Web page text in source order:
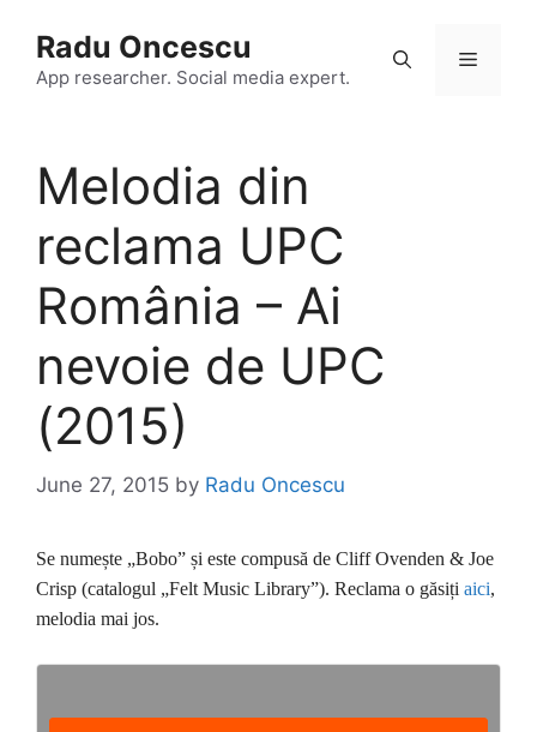
content
Radu Oncescu
App researcher. Social media expert.
Menu
Melodia din
reclama UPC
România – Ai
nevoie de UPC
(2015)
June 27, 2015 by Radu Oncescu
Se numește „Bobo” și este compusă de Cliff Ovenden & Joe
Crisp (catalogul „Felt Music Library”). Reclama o găsiți aici,
melodia mai jos.